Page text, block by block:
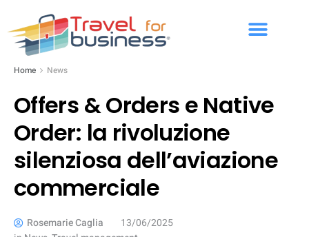
Home News
Offers & Orders e Native
Order: la rivoluzione
silenziosa dell’aviazione
commerciale
Rosemarie Caglia
13/06/2025